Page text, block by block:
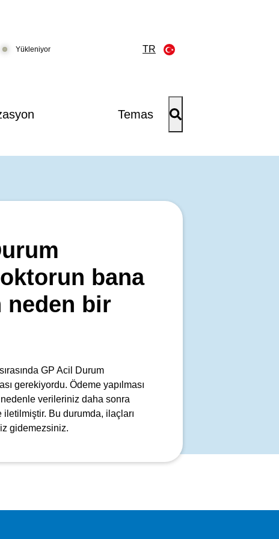
Yükleniyor TR
Temas
bana
bir
GP Acil Durum
gerekiyordu. Ödeme yapılması
verileriniz daha sonra
iletilmiştir. Bu durumda, ilaçları
gidemezsiniz.